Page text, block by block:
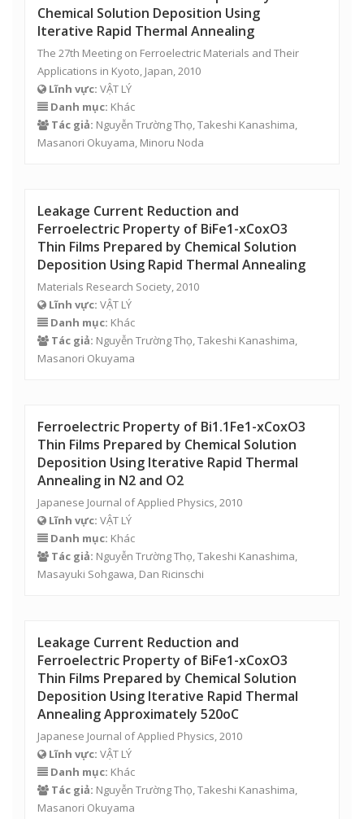
Chemical Solution Deposition Using
Iterative Rapid Thermal Annealing
The 27th Meeting on Ferroelectric Materials and Their
Applications in Kyoto, Japan, 2010
Lĩnh vực: VẬT LÝ
Danh mục: Khác
Tác giả: Nguyễn Trường Thọ, Takeshi Kanashima,
Masanori Okuyama, Minoru Noda
Leakage Current Reduction and
Ferroelectric Property of BiFe1-xCoxO3
Thin Films Prepared by Chemical Solution
Deposition Using Rapid Thermal Annealing
Materials Research Society, 2010
Lĩnh vực: VẬT LÝ
Danh mục: Khác
Tác giả: Nguyễn Trường Thọ, Takeshi Kanashima,
Masanori Okuyama
Ferroelectric Property of Bi1.1Fe1-xCoxO3
Thin Films Prepared by Chemical Solution
Deposition Using Iterative Rapid Thermal
Annealing in N2 and O2
Japanese Journal of Applied Physics, 2010
Lĩnh vực: VẬT LÝ
Danh mục: Khác
Tác giả: Nguyễn Trường Thọ, Takeshi Kanashima,
Masayuki Sohgawa, Dan Ricinschi
Leakage Current Reduction and
Ferroelectric Property of BiFe1-xCoxO3
Thin Films Prepared by Chemical Solution
Deposition Using Iterative Rapid Thermal
Annealing Approximately 520oC
Japanese Journal of Applied Physics, 2010
Lĩnh vực: VẬT LÝ
Danh mục: Khác
Tác giả: Nguyễn Trường Thọ, Takeshi Kanashima,
Masanori Okuyama